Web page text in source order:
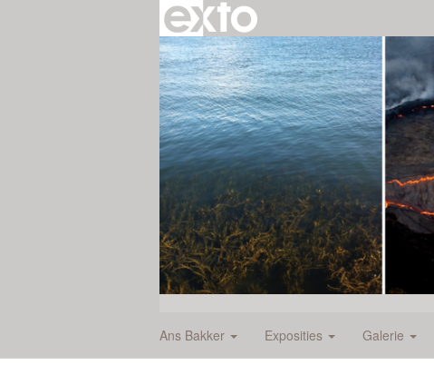
Ans Bakker Exposities Galerie